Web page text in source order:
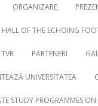
ORGANIZARE
HALL OF THE ECHOING
PARTENERI
UNIVERSITATEA
STUDY PROGRAMMES ON